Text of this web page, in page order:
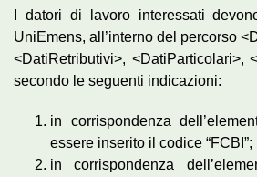
I datori di lavoro interessati
UniEmens, all’interno del percorso
<DatiRetributivi>, <DatiParticolari>,
secondo le seguenti indicazioni:
in corrispondenza
essere inserito il codice “FCBI”;
in corrispondenza